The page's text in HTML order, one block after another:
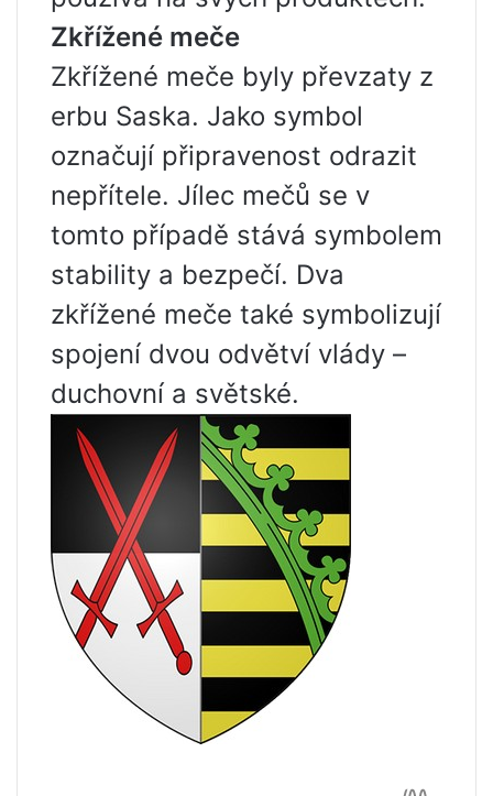
Zkřížené meče
Zkřížené meče byly převzaty z
erbu Saska. Jako symbol
označují připravenost odrazit
nepřítele. Jílec mečů se v
tomto případě stává symbolem
stability a bezpečí. Dva
zkřížené meče také symbolizují
spojení dvou odvětví vlády –
duchovní a světské.